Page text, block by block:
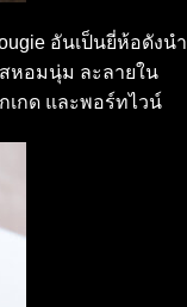
อันเป็นยี่ห้อดังนำ
หอมนุ่ม ละลายใน
เกด และพอร์ทไวน์